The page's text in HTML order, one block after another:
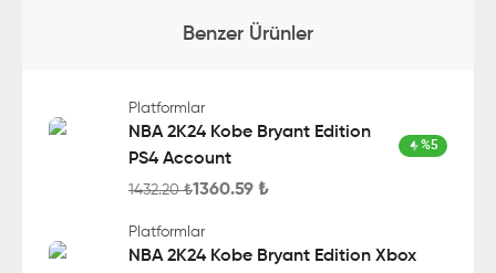
Benzer Ürünler
Platformlar
NBA 2K24 Kobe Bryant Edition
PS4 Account
%5
1432.20₺1360.59 ₺
Platformlar
NBA 2K24 Kobe Bryant Edition Xbox